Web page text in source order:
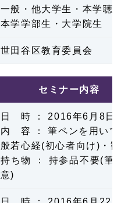
一般・他大学生・本学聴
本学学部生・大学院生
世田谷区教育委員会
セミナー内容
日 時 ： 2016年6月8日(
内 容 ： 筆ペンを用いて
般若心経(初心者向け)・観
持ち物 ： 持参品不要(筆
意)